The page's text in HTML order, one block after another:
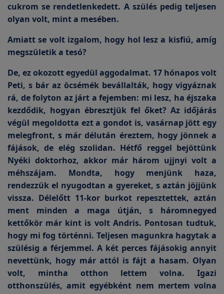
cukrom se rendetlenkedett. A szülés pedig teljesen
olyan volt, mint a mesében.
Amiatt se volt izgalom, hogy hol lesz a kisfiú, amíg
megszületik a tesó?
De, ez okozott egyedül aggodalmat. 17 hónapos volt
Peti, s bár az öcsémék bevállalták, hogy vigyáznak
rá, de folyton az járt a fejemben: mi lesz, ha éjszaka
kezdődik, hogyan ébresztjük fel őket? Az időjárás
végül megoldotta ezt a gondot is, vasárnap jött egy
melegfront, s már délután éreztem, hogy jönnek a
fájások, de elég szolidan. Hétfő reggel bejöttünk
Nyéki doktorhoz, akkor már három ujjnyi volt a
méhszájam. Mondta, hogy menjünk haza,
rendezzük el nyugodtan a gyereket, s aztán jöjjünk
vissza. Délelőtt 11-kor burkot repesztettek, aztán
ment minden a maga útján, s háromnegyed
kettőkör már kint is volt Andris. Pontosan tudtuk,
hogy mi fog történni. Teljesen magunkra hagytak a
szülésig a férjemmel. A két perces fájásokig annyit
nevettünk, hogy már attól is fájt a hasam. Olyan
volt, mintha otthon lettem volna. Igazi
otthonszülés, amit egyébként nem mertem volna